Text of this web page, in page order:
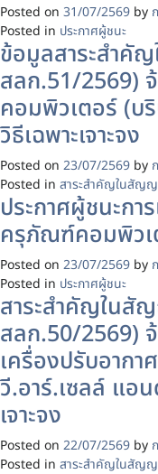
Posted on 31/07/2569 by
Posted in ประกาศผู้ชนะ
ข้อมูลสาระสำคั
สลก.51/2569)
คอมพิวเตอร์ (บ
วิธีเฉพาะเจาะจง
Posted on 23/07/2569 by
Posted in สาระสำคัญในสัญ
ประกาศผู้ชนะกา
ครุภัณฑ์คอมพิวเต
Posted on 23/07/2569 by
Posted in ประกาศผู้ชนะ
สาระสำคัญในสั
สลก.50/2569)
เครื่องปรับอาก
วี.อาร์.เซลล์ แอ
เจาะจง
Posted on 22/07/2569 by
Posted in สาระสำคัญในสัญ